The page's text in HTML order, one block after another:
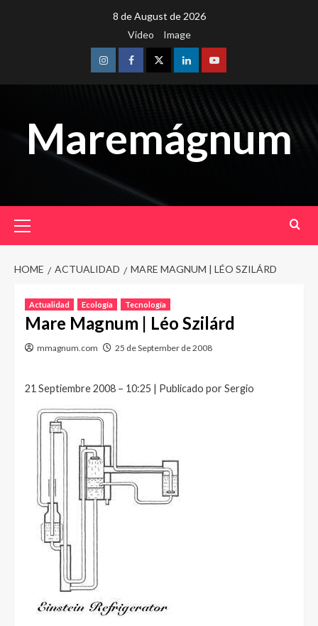
8 de August de 2026
Video
Image
InstagramFacebookTwitterLinkedinYoutube
Maremágnum
Menu
HOME ACTUALIDAD MARE MAGNUM | LÉO SZILÁRD
Actualidad Ecología Tecnología
Mare Magnum | Léo Szilárd
mmagnum.com 25 de September de 2008
21 Septiembre 2008 – 10:25 | Publicado por Sergio